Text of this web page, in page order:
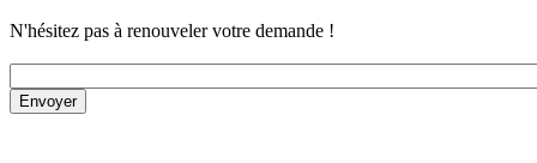
N'hésitez pas à renouveler votre demande !